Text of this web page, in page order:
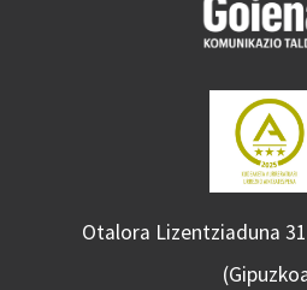
Otalora Lizentziaduna